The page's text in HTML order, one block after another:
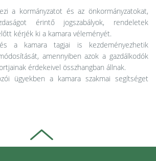
a kormányzatot és az önkormányzatokat,
érintő jogszabályok, rendeletek
kérjék ki a kamara véleményét.
a kamara tagjai is kezdeményezhetik
amennyiben azok a gazdálkodók
érdekeivel összhangban állnak.
ügyekben a kamara szakmai segítséget